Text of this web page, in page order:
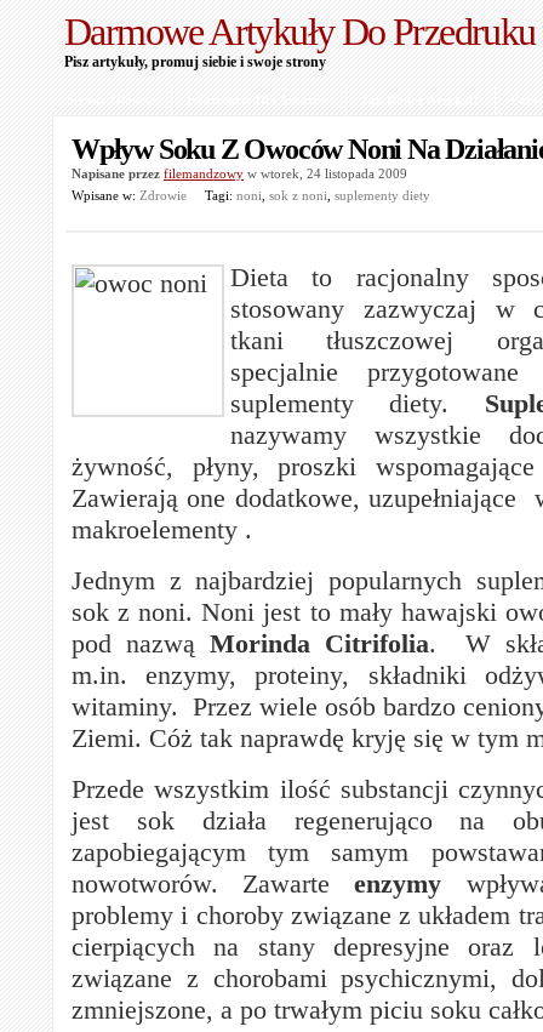
Darmowe Artykuły Do Przedruku
Pisz artykuły, promuj siebie i swoje strony
Wpływ Soku Z Owoców Noni Na
Napisane przez filemandzowy w wtorek, 24 listopada 2009
Wpisane w: Zdrowie Tagi: noni sok z noni suplementy diety
Dieta to racjonalny
stosowany zazwyczaj w
tkani tłuszczowej
specjalnie
suplementy diety.
nazywamy wszystkie
żywność, płyny, proszki
Zawierają one dodatkowe,
makroelementy .
Jednym z najbardziej popularnych
sok z noni. Noni jest to mały hawajski
pod nazwą Morinda Citrifolia. W
m.in. enzymy, proteiny, składniki
witaminy. Przez wiele osób bardzo
Ziemi. Cóż tak naprawdę kryję się w tym
Przede wszystkim ilość substancji
jest sok działa regenerująco na
zapobiegającym tym samym
nowotworów. Zawarteenzymy
problemy i choroby związane z układem
cierpiących na stany depresyjne oraz
związane z chorobami psychicznymi,
zmniejszone, a po trwałym piciu soku